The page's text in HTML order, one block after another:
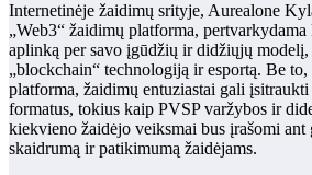
Internetinėje žaidimų srityje, Aurealone
„Web3“ žaidimų platforma,
aplinką per savo įgūdžių ir didžiųjų modelį,
„blockchain“ technologiją ir esportą. Be to,
platforma, žaidimų entuziastai gali
formatus, tokius kaip PVSP varžybos ir
kiekvieno žaidėjo veiksmai bus įrašomi
skaidrumą ir patikimumą žaidėjams.